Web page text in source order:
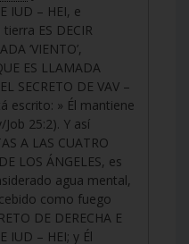
IUD – HEI, e
ES DECIR
‘VIENTO’,
ES LLAMADA
SECRETO DE VAV –
escrito: » Él mantiene
25:2). Y así
A LAS CUATRO
LOS ÁNGELES, es
agua mental,
como fuego
DE DERECHA E
IUD – HEI; y Él